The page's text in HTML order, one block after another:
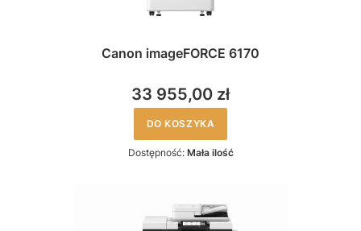
Canon imageFORCE 6170
33 955,00 zł
DO KOSZYKA
Dostępność: Mała ilość